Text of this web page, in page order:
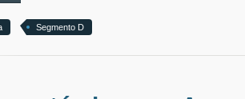
Segmento D